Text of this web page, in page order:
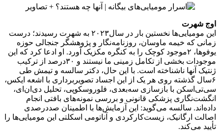
اوج شهرت
این مومیایی‌ها نخستین بار در سال۲۰۲۳ به شهرت رسیدند؛ درست
زمانی که خیمه ماوسان، روزنامه‌نگار و پژوهشگر جنجالی حوزه
یوفوها، ۲موجود کوچک را به کنگره مکزیک آورد. او ادعا کرد که این
موجودات بخشی از تکامل زمینی ما نیستند و ۳۰درصد از ترکیب
ژنتیک آنها ناشناخته است. با این حال، دکتر سالسه و تیمش طی
۶سال گذشته روی هر یک از این اجساد تصویربرداری با اشعه ایکس،
سی‌تی‌اسکن با بازسازی سه‌بعدی، فلوروسکوپی، تحلیل دی‌ان‌ای،
انگشت‌نگاری پزشکی قانونی و بررسی نمونه‌های بافتی انجام
داده‌اند. سالسه می‌گوید: این آزمایش‌ها با اطمینان صددرصدی
اصالت ارگانیک، زیست‌کارکردی و آناتومی اسکلتی این مومیایی‌ها را
تأیید می‌کند.